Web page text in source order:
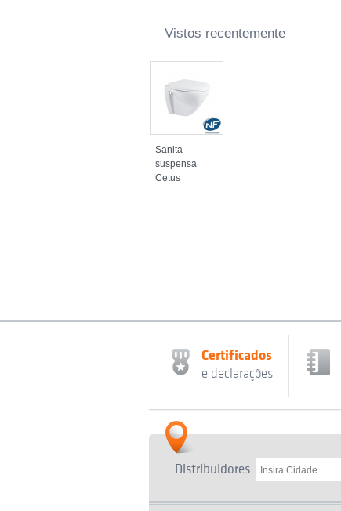
Vistos recentemente
Sanita
suspensa
Cetus
Certificados
e declarações
Distribuidores